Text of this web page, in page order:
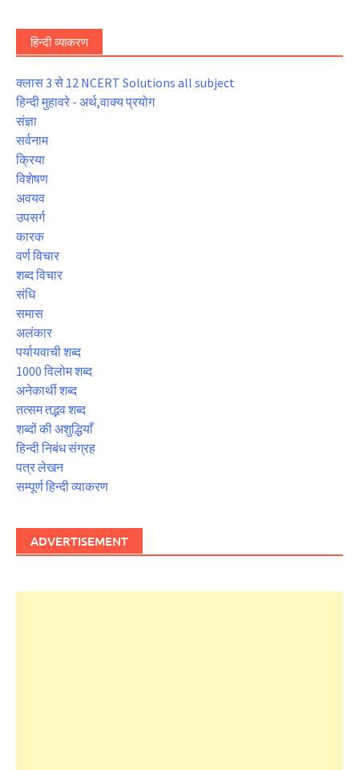
हिन्दी व्याकरण
क्लास 3 से 12 NCERT Solutions all subject
हिन्दी मुहावरे - अर्थ,वाक्य प्रयोग
संज्ञा
सर्वनाम
क्रिया
विशेषण
अवयव
उपसर्ग
कारक
वर्ण विचार
शब्द विचार
संधि
समास
अलंकार
पर्यायवाची शब्द
1000 विलोम शब्द
अनेकार्थी शब्द
तत्सम तद्भव शब्द
शब्दों की अशुद्धियाँ
हिन्दी निबंध संग्रह
पत्र लेखन
सम्पूर्ण हिन्दी व्याकरण
ADVERTISEMENT